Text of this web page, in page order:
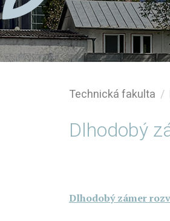
Technická fakulta
Dlhodobý
Dlhodobý zámer